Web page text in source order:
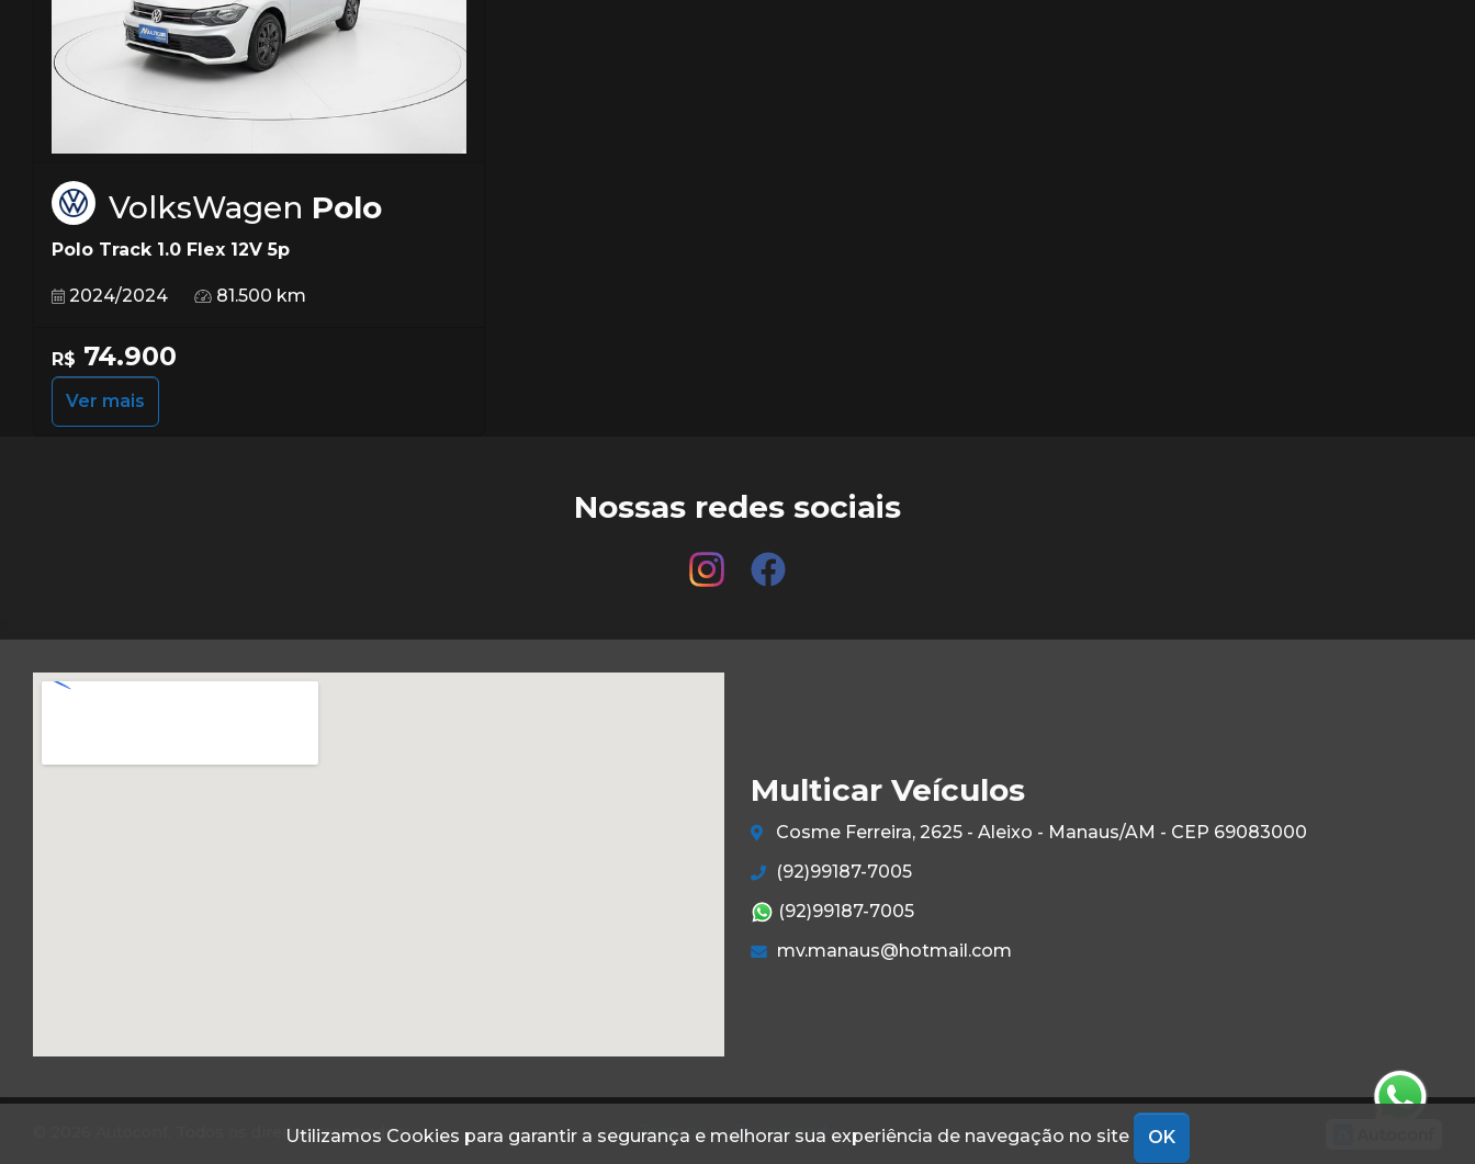
Utilizamos Cookies para garantir a segurança e melhorar sua experiência de navegação no site OK
VolksWagen Polo
Polo Track 1.0 Flex 12V 5p
2024/2024 81.500 km
R$ 74.900
Ver mais
Nossas redes sociais
Multicar Veículos
Cosme Ferreira, 2625 - Aleixo - Manaus/AM - CEP 69083000
(92)99187-7005
(92)99187-7005
mv.manaus@hotmail.com
© 2026 Autoconf. Todos os direitos reservados. Termos Privacidade